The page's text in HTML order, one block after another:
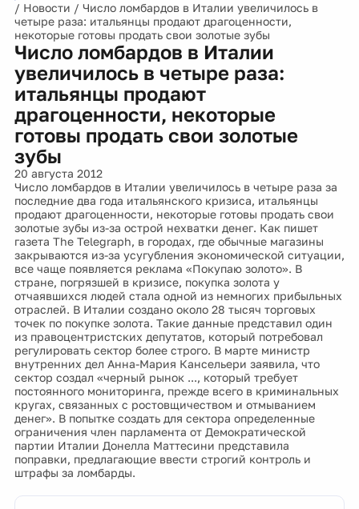
/ Новости / Число ломбардов в Италии увеличилось в
четыре раза: итальянцы продают драгоценности,
некоторые готовы продать свои золотые зубы
Число ломбардов в Италии
увеличилось в четыре раза:
итальянцы продают
драгоценности, некоторые
готовы продать свои золотые
зубы
20 августа 2012
Число ломбардов в Италии увеличилось в четыре раза за
последние два года итальянского кризиса, итальянцы
продают драгоценности, некоторые готовы продать свои
золотые зубы из-за острой нехватки денег. Как пишет
газета The Telegraph, в городах, где обычные магазины
закрываются из-за усугубления экономической ситуации,
все чаще появляется реклама «Покупаю золото». В
стране, погрязшей в кризисе, покупка золота у
отчаявшихся людей стала одной из немногих прибыльных
отраслей. В Италии создано около 28 тысяч торговых
точек по покупке золота. Такие данные представил один
из правоцентристских депутатов, который потребовал
регулировать сектор более строго. В марте министр
внутренних дел Анна-Мария Кансельери заявила, что
сектор создал «черный рынок ..., который требует
постоянного мониторинга, прежде всего в криминальных
кругах, связанных с ростовщичеством и отмыванием
денег». В попытке создать для сектора определенные
ограничения член парламента от Демократической
партии Италии Донелла Маттесини представила
поправки, предлагающие ввести строгий контроль и
штрафы за ломбарды.